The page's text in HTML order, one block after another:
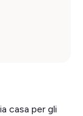
casa per gli